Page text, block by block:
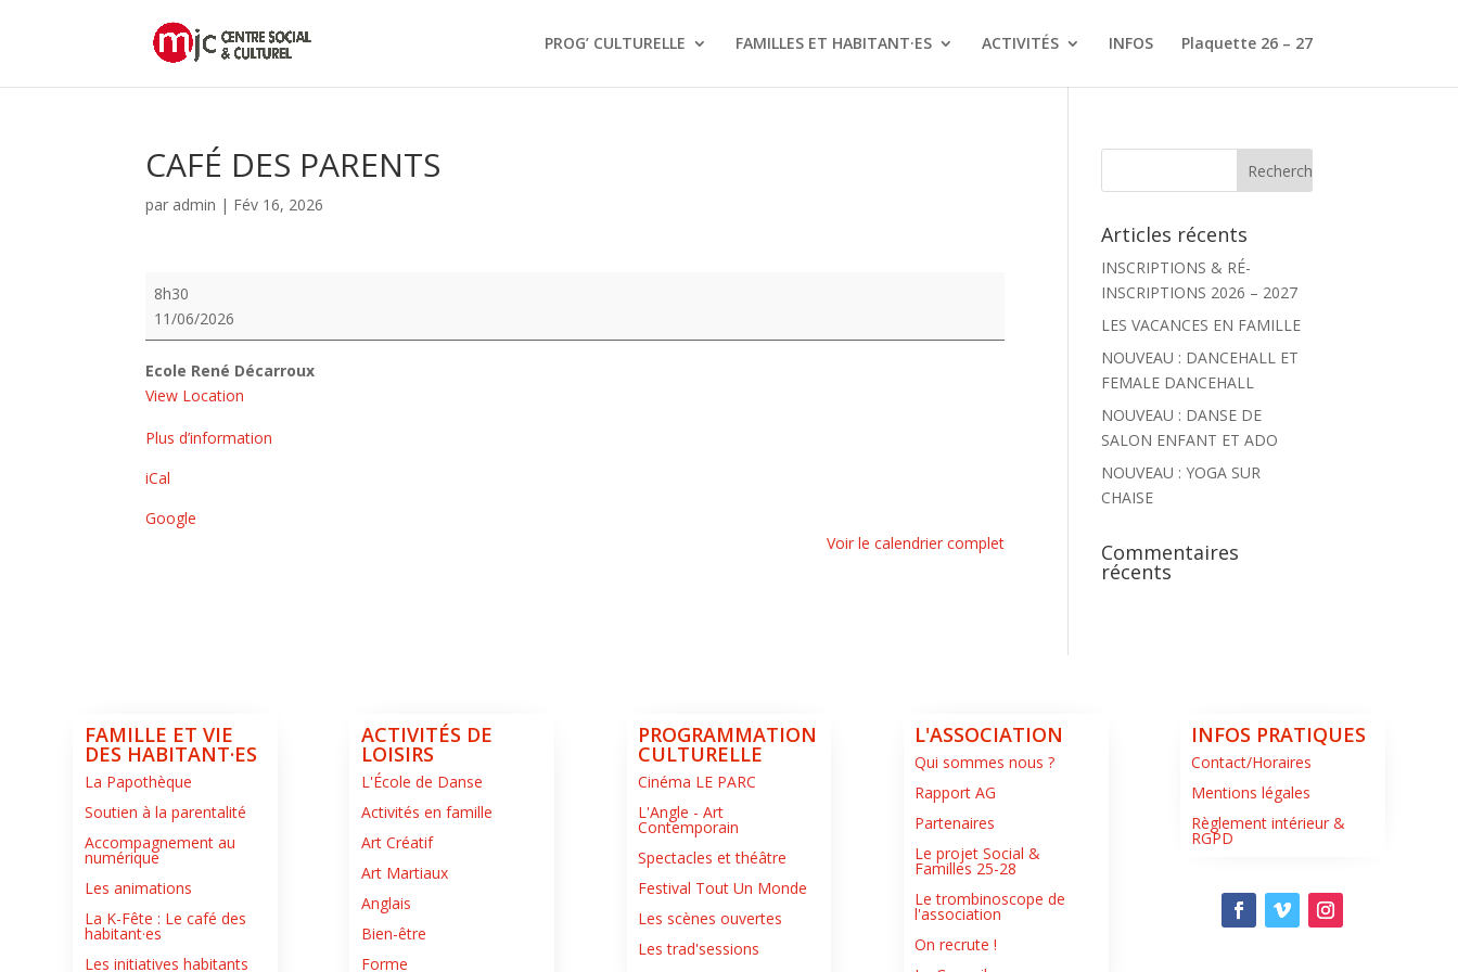
PROG’ CULTURELLE FAMILLES ET HABITANT·ES ACTIVITÉS INFOS Plaquette 26 – 27
CAFÉ DES PARENTS
par admin | Fév 16, 2026
CAFÉ
DES
8h30
11/06/2026
Ecole René Décarroux
View Location
Plus d’information
iCal
Google
Voir le calendrier complet
Articles récents
INSCRIPTIONS & RÉ-
INSCRIPTIONS 2026 – 2027
LES VACANCES EN FAMILLE
NOUVEAU : DANCEHALL ET
FEMALE DANCEHALL
NOUVEAU : DANSE DE
SALON ENFANT ET ADO
NOUVEAU : YOGA SUR
CHAISE
Commentaires
récents
FAMILLE ET VIE
DES HABITANT·ES
La Papothèque
Soutien à la parentalité
Accompagnement au
numérique
Les animations
La K-Fête : Le café des
habitant·es
Les initiatives habitants
ACTIVITÉS DE
LOISIRS
L'École de Danse
Activités en famille
Art Créatif
Art Martiaux
Anglais
Bien-être
Forme
PROGRAMMATION
CULTURELLE
Cinéma LE PARC
L'Angle - Art
Contemporain
Spectacles et théâtre
Festival Tout Un Monde
Les scènes ouvertes
Les trad'sessions
L'ASSOCIATION
Qui sommes nous ?
Rapport AG
Partenaires
Le projet Social &
Familles 25-28
Le trombinoscope de
l'association
On recrute !
INFOS PRATIQUES
Contact/Horaires
Mentions légales
Règlement intérieur &
RGPD